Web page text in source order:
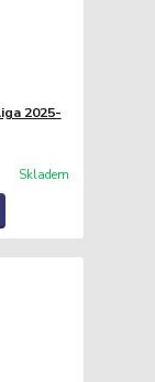
2025-
Skladem